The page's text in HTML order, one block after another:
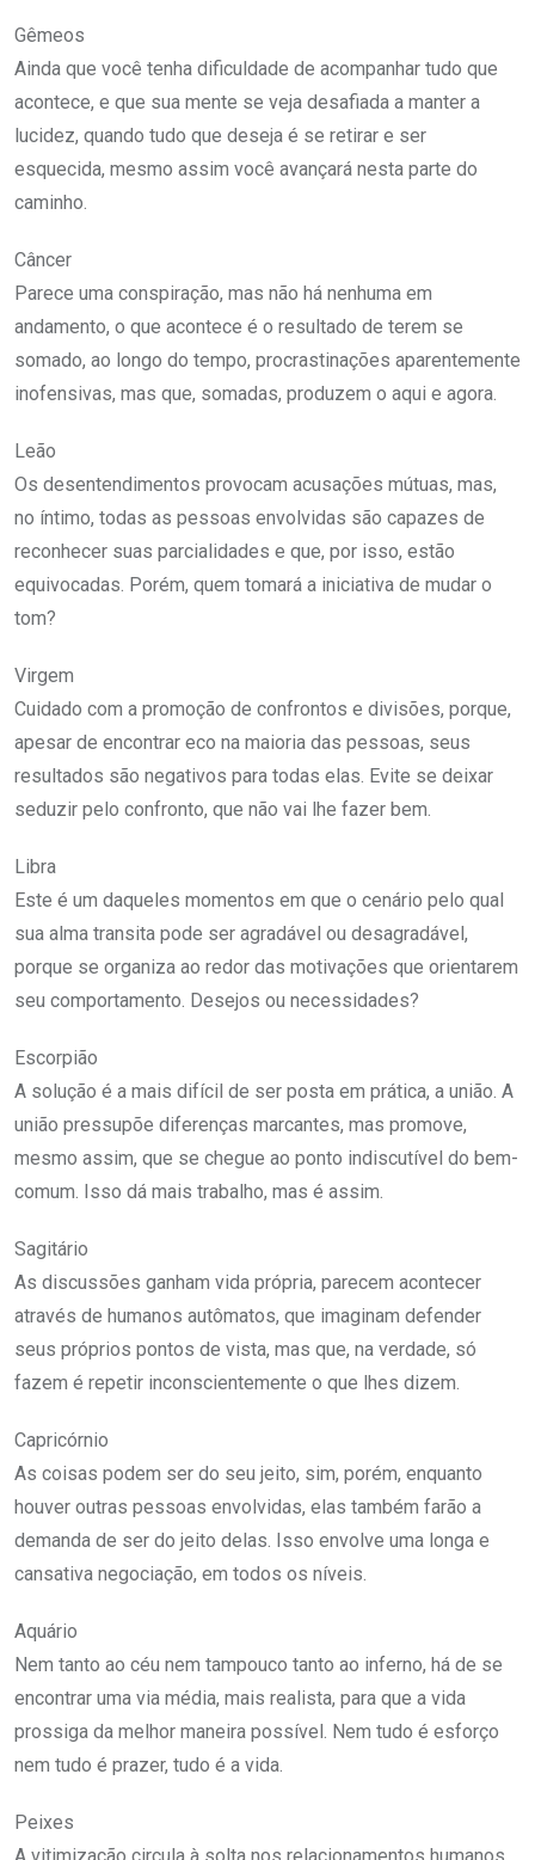
Gêmeos
Ainda que você tenha dificuldade de acompanhar tudo que
acontece, e que sua mente se veja desafiada a manter a
lucidez, quando tudo que deseja é se retirar e ser
esquecida, mesmo assim você avançará nesta parte do
caminho.
Câncer
Parece uma conspiração, mas não há nenhuma em
andamento, o que acontece é o resultado de terem se
somado, ao longo do tempo, procrastinações aparentemente
inofensivas, mas que, somadas, produzem o aqui e agora.
Leão
Os desentendimentos provocam acusações mútuas, mas,
no íntimo, todas as pessoas envolvidas são capazes de
reconhecer suas parcialidades e que, por isso, estão
equivocadas. Porém, quem tomará a iniciativa de mudar o
tom?
Virgem
Cuidado com a promoção de confrontos e divisões, porque,
apesar de encontrar eco na maioria das pessoas, seus
resultados são negativos para todas elas. Evite se deixar
seduzir pelo confronto, que não vai lhe fazer bem.
Libra
Este é um daqueles momentos em que o cenário pelo qual
sua alma transita pode ser agradável ou desagradável,
porque se organiza ao redor das motivações que orientarem
seu comportamento. Desejos ou necessidades?
Escorpião
A solução é a mais difícil de ser posta em prática, a união. A
união pressupõe diferenças marcantes, mas promove,
mesmo assim, que se chegue ao ponto indiscutível do bem-
comum. Isso dá mais trabalho, mas é assim.
Sagitário
As discussões ganham vida própria, parecem acontecer
através de humanos autômatos, que imaginam defender
seus próprios pontos de vista, mas que, na verdade, só
fazem é repetir inconscientemente o que lhes dizem.
Capricórnio
As coisas podem ser do seu jeito, sim, porém, enquanto
houver outras pessoas envolvidas, elas também farão a
demanda de ser do jeito delas. Isso envolve uma longa e
cansativa negociação, em todos os níveis.
Aquário
Nem tanto ao céu nem tampouco tanto ao inferno, há de se
encontrar uma via média, mais realista, para que a vida
prossiga da melhor maneira possível. Nem tudo é esforço
nem tudo é prazer, tudo é a vida.
Peixes